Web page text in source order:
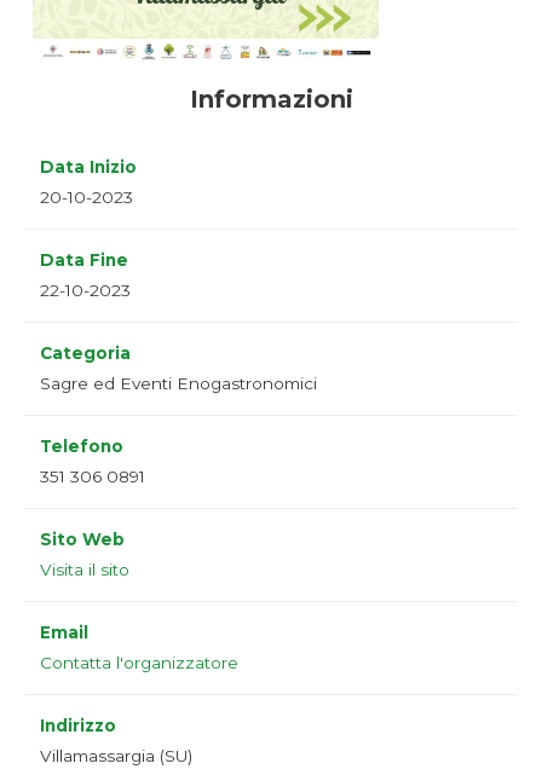
Informazioni
Data Inizio
20-10-2023
Data Fine
22-10-2023
Categoria
Sagre ed Eventi Enogastronomici
Telefono
351 306 0891
Sito Web
Visita il sito
Email
Contatta l'organizzatore
Indirizzo
Villamassargia (SU)